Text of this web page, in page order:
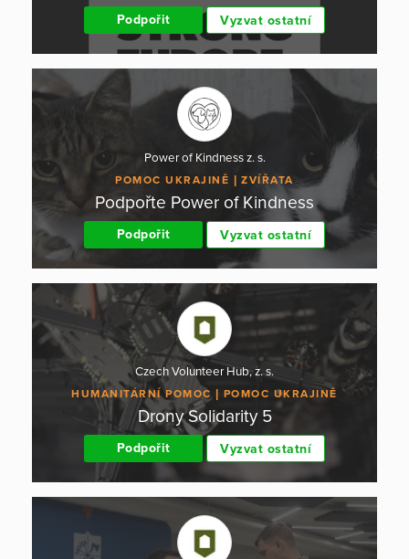
Podpořit Vyzvat ostatní
Power of Kindness z. s.
POMOC UKRAJINĚ ZVÍŘATA
Podpořte Power of Kindness
Podpořit Vyzvat ostatní
Czech Volunteer Hub, z. s.
HUMANITÁRNÍ POMOC POMOC UKRAJINĚ
Drony Solidarity 5
Podpořit Vyzvat ostatní